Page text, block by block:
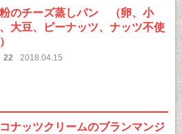
のチーズ蒸しパン （卵、小
大豆、ピーナッツ、ナッツ不使
22 2018.04.15
ナッツクリームのブランマンジ